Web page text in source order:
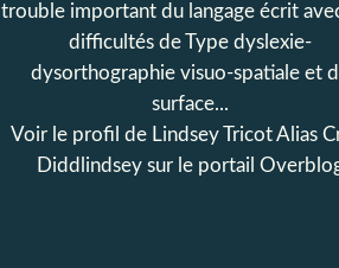
trouble important du langage écrit
difficultés de Type dyslexie-
dysorthographie visuo-spatiale et
surface...
Voir le profil de Lindsey Tricot Alias
Diddlindsey sur le portail